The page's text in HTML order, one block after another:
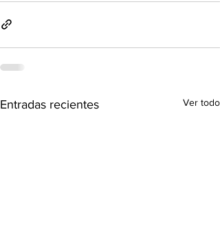
Entradas recientes Ver todo